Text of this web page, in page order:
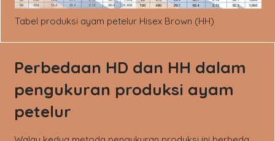
Tabel produksi ayam petelur Hisex Brown (HH)
Perbedaan HD dan HH dalam
pengukuran produksi ayam
petelur